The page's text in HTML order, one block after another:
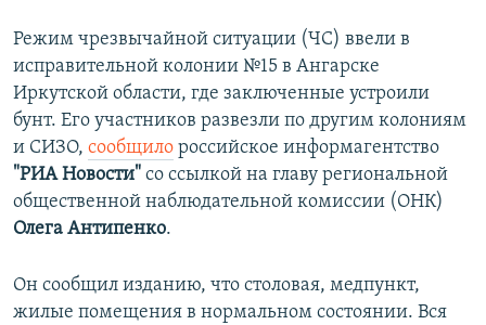
Режим чрезвычайной ситуации (ЧС) ввели в
исправительной колонии №15 в Ангарске
Иркутской области, где заключенные устроили
бунт. Его участников развезли по другим колониям
и СИЗО, сообщило российское информагентство
"РИА Новости" со ссылкой на главу региональной
общественной наблюдательной комиссии (ОНК)
Олега Антипенко.
Он сообщил изданию, что столовая, медпункт,
жилые помещения в нормальном состоянии. Вся